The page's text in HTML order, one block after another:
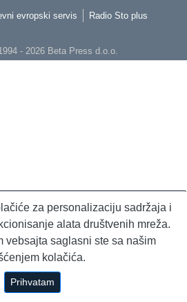
evropski servis Radio Sto plus
- 2026 Beta Press d.o.o.
za personalizaciju sadržaja i
alata društvenih mreža.
vebsajta saglasni ste sa našim
kolačića.
Prihvatam